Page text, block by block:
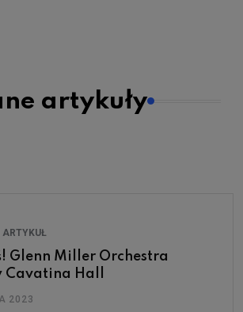
artykuły
ARTYKUŁ
Glenn Miller Orchestra
Hall
2023